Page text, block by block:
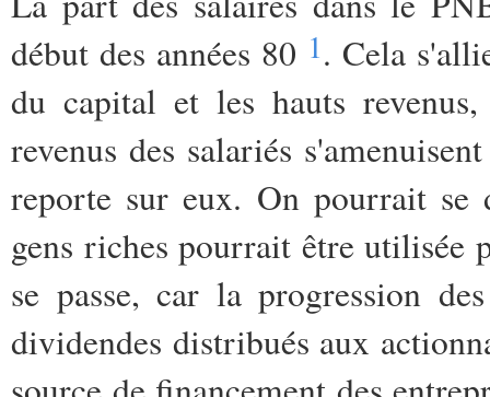
début des années 80 1. Cela
du capital et les hauts
revenus des salariés
reporte sur eux. On pourrait se
gens riches pourrait être utilisée
se passe, car la progression
dividendes distribués aux